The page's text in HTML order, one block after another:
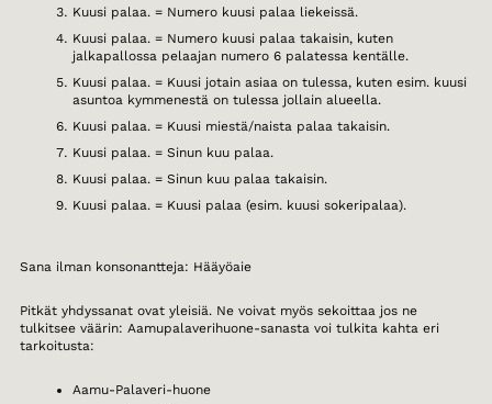
Kuusi palaa. = Numero kuusi palaa liekeissä.
Kuusi palaa. = Numero kuusi palaa takaisin, kuten
jalkapallossa pelaajan numero 6 palatessa kentälle.
Kuusi palaa. = Kuusi jotain asiaa on tulessa, kuten esim. kuusi
asuntoa kymmenestä on tulessa jollain alueella.
Kuusi palaa. = Kuusi miestä/naista palaa takaisin.
Kuusi palaa. = Sinun kuu palaa.
Kuusi palaa. = Sinun kuu palaa takaisin.
Kuusi palaa. = Kuusi palaa (esim. kuusi sokeripalaa).
Sana ilman konsonantteja: Hääyöaie
Pitkät yhdyssanat ovat yleisiä. Ne voivat myös sekoittaa jos ne
tulkitsee väärin: Aamupalaverihuone-sanasta voi tulkita kahta eri
tarkoitusta:
Aamu-Palaveri-huone